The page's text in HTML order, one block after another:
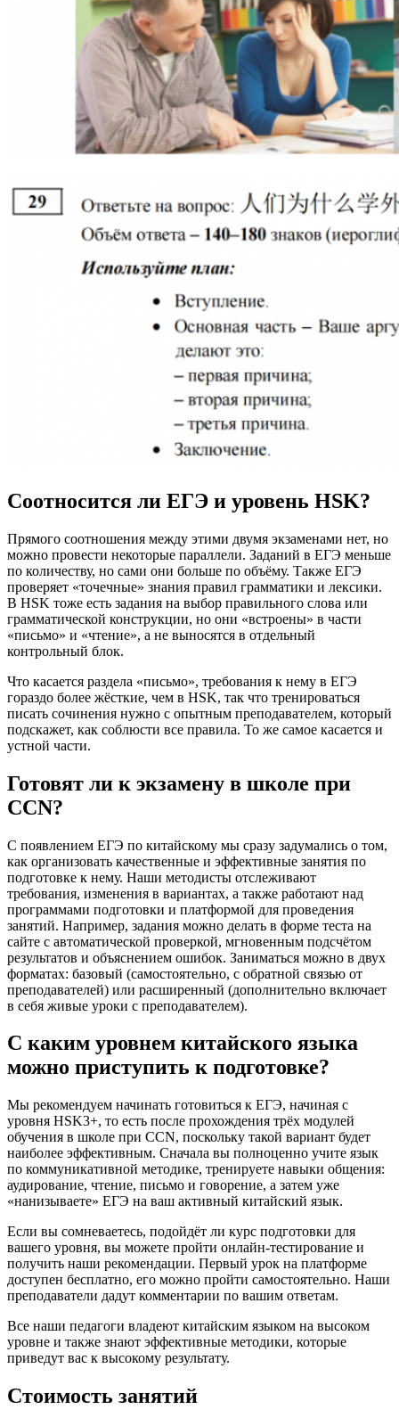
Соотносится ли ЕГЭ и уровень HSK?
Прямого соотношения между этими двумя экзаменами нет, но
можно провести некоторые параллели. Заданий в ЕГЭ меньше
по количеству, но сами они больше по объёму. Также ЕГЭ
проверяет «точечные» знания правил грамматики и лексики.
В HSK тоже есть задания на выбор правильного слова или
грамматической конструкции, но они «встроены» в части
«письмо» и «чтение», а не выносятся в отдельный
контрольный блок.
Что касается раздела «письмо», требования к нему в ЕГЭ
гораздо более жёсткие, чем в HSK, так что тренироваться
писать сочинения нужно с опытным преподавателем, который
подскажет, как соблюсти все правила. То же самое касается и
устной части.
Готовят ли к экзамену в школе при
CCN?
С появлением ЕГЭ по китайскому мы сразу задумались о том,
как организовать качественные и эффективные занятия по
подготовке к нему. Наши методисты отслеживают
требования, изменения в вариантах, а также работают над
программами подготовки и платформой для проведения
занятий. Например, задания можно делать в форме теста на
сайте с автоматической проверкой, мгновенным подсчётом
результатов и объяснением ошибок. Заниматься можно в двух
форматах: базовый (самостоятельно, с обратной связью от
преподавателей) или расширенный (дополнительно включает
в себя живые уроки с преподавателем).
С каким уровнем китайского языка
можно приступить к подготовке?
Мы рекомендуем начинать готовиться к ЕГЭ, начиная с
уровня HSK3+, то есть после прохождения трёх модулей
обучения в школе при CCN, поскольку такой вариант будет
наиболее эффективным. Сначала вы полноценно учите язык
по коммуникативной методике, тренируете навыки общения:
аудирование, чтение, письмо и говорение, а затем уже
«нанизываете» ЕГЭ на ваш активный китайский язык.
Если вы сомневаетесь, подойдёт ли курс подготовки для
вашего уровня, вы можете пройти онлайн-тестирование и
получить наши рекомендации. Первый урок на платформе
доступен бесплатно, его можно пройти самостоятельно. Наши
преподаватели дадут комментарии по вашим ответам.
Все наши педагоги владеют китайским языком на высоком
уровне и также знают эффективные методики, которые
приведут вас к высокому результату.
Стоимость занятий